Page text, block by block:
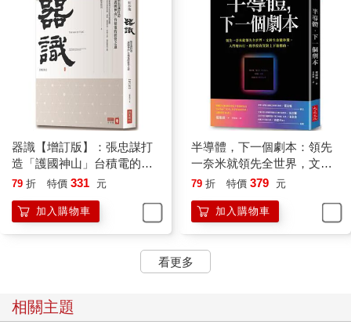
器識【增訂版】：張忠謀打
造「護國神山」台積電的經
營之道
79 折 特價 331 元
加入購物車
半導體，下一個劇本：領先
一奈米就領先全世界，文科
生也能秒懂，入門變內行，
79 折 特價 379 元
加入購物車
看更多
相關主題